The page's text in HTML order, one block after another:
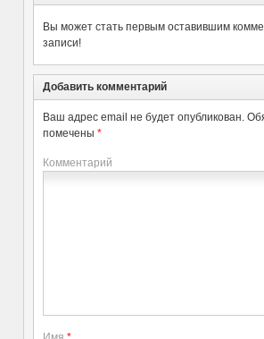
Вы может стать первым оставившим
записи!
Добавить комментарий
Ваш адрес email не будет опубликован.
помечены *
Комментарий